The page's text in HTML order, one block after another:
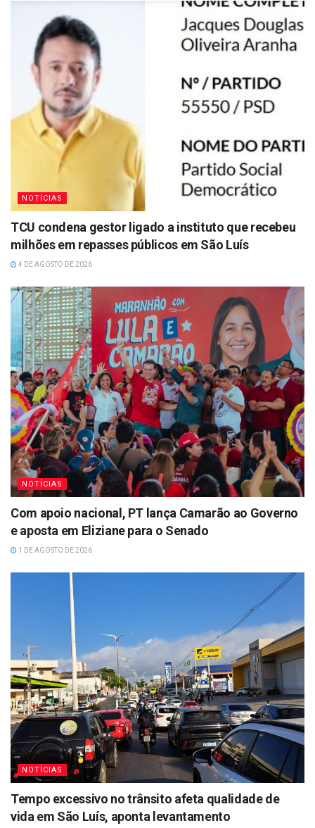
NOTÍCIAS
TCU condena gestor ligado a instituto que recebeu
milhões em repasses públicos em São Luís
4 DE AGOSTO DE 2026
NOTÍCIAS
Com apoio nacional, PT lança Camarão ao Governo
e aposta em Eliziane para o Senado
1 DE AGOSTO DE 2026
NOTÍCIAS
Tempo excessivo no trânsito afeta qualidade de
vida em São Luís, aponta levantamento